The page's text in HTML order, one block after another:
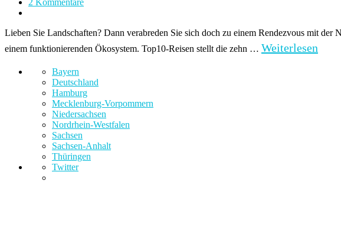
2 Kommentare
Lieben Sie Landschaften? Dann verabreden Sie sich doch zu einem Rendezvous mit
einem funktionierenden Ökosystem. Top10-Reisen stellt die zehn … Weiterlesen
Bayern
Deutschland
Hamburg
Mecklenburg-Vorpommern
Niedersachsen
Nordrhein-Westfalen
Sachsen
Sachsen-Anhalt
Thüringen
Twitter